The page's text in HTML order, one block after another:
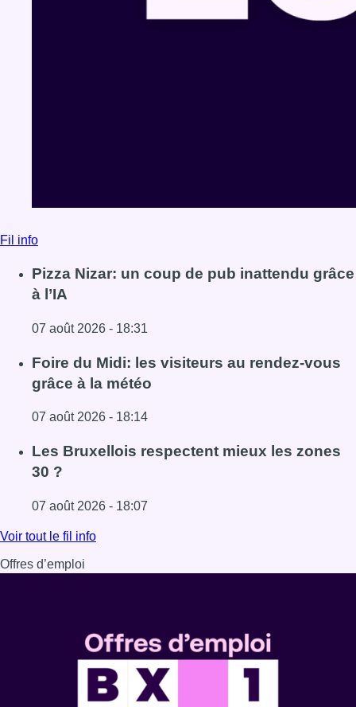
Fil info
Pizza Nizar: un coup de pub inattendu grâce
à l’IA
07 août 2026 - 18:31
Lire l'article Pizza Nizar: un coup de pub inattendu grâce
Foire du Midi: les visiteurs au rendez-vous
grâce à la météo
07 août 2026 - 18:14
Lire l'article Foire du Midi: les visiteurs au rendez-vous
Les Bruxellois respectent mieux les zones
30 ?
07 août 2026 - 18:07
Lire l'article Les Bruxellois respectent mieux les zones 30
Voir tout le fil info
Offres d’emploi